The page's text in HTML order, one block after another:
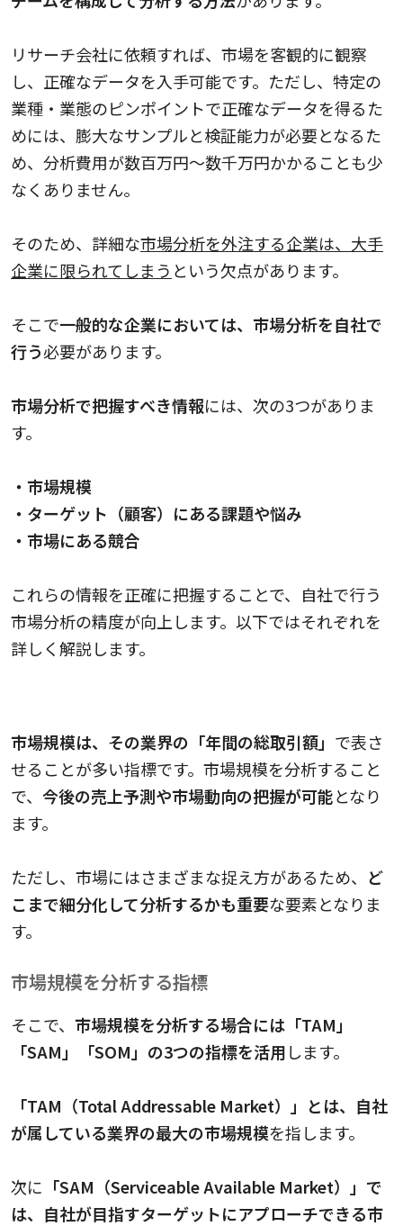
リサーチ会社に依頼すれば、市場を客観的に観察
し、正確なデータを入手可能です。ただし、特定の
業種・業態のピンポイントで正確なデータを得るた
めには、膨大なサンプルと検証能力が必要となるた
め、分析費用が数百万円〜数千万円かかることも少
なくありません。
そのため、詳細な市場分析を外注する企業は、大手
企業に限られてしまう という欠点があります。
そこで一般的な企業においては、市場分析を自社で
行う必要があります。
市場分析で把握すべき情報には、次の3つがありま
す。
・市場規模
・ターゲット（顧客）にある課題や悩み
・市場にある競合
これらの情報を正確に把握することで、自社で行う
市場分析の精度が向上します。以下ではそれぞれを
詳しく解説します。
市場規模は、その業界の「年間の総取引額」 で表さ
せることが多い指標です。市場規模を分析すること
で、 今後の売上予測や市場動向の把握が可能となり
ます。
ただし、市場にはさまざまな捉え方があるため、 ど
こまで細分化して分析するかも重要な要素となりま
す。
市場規模を分析する指標
そこで、 市場規模を分析する場合には「TAM」
「SAM」「SOM」の3つの指標を活用します。
「TAM（Total Addressable Market）」とは、自社
が属している業界の最大の市場規模を指します。
次に 「SAM（Serviceable Available Market）」で
は、自社が目指すターゲットにアプローチできる市